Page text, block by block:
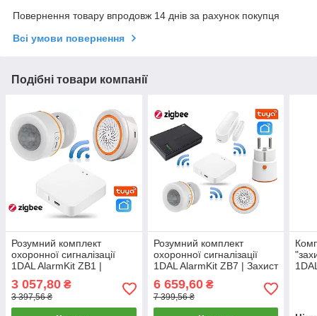
Повернення товару впродовж 14 днів за рахунок покупця
Всі умови повернення
Подібні товари компанії
Розумний комплект
охоронної сигналізації
1DAL AlarmKit ZB1 |
сиреною + хаб | АРР
"Tuya"
3 057,80 ₴
3 397,56 ₴
Розумний комплект
охоронної сигналізації
1DAL AlarmKit ZB7 | Захист
| Tuya ZigBee
6 659,60₴
7 399,56 ₴